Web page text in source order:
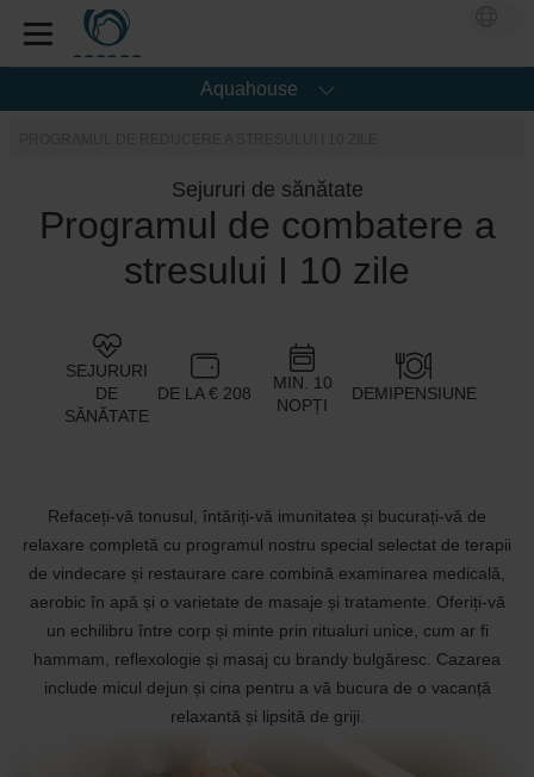
Aquahouse
Sejururi de sănătate
Programul de combatere a
stresului I 10 zile
SEJURURI
DE
SĂNĂTATE
DE LA € 208
MIN. 10
NOPȚI
DEMIPENSIUNE
Refaceți-vă tonusul, întăriți-vă imunitatea și bucurați-vă de
relaxare completă cu programul nostru special selectat de terapii
de vindecare și restaurare care combină examinarea medicală,
aerobic în apă și o varietate de masaje și tratamente. Oferiți-vă
un echilibru între corp și minte prin ritualuri unice, cum ar fi
hammam, reflexologie și masaj cu brandy bulgăresc. Cazarea
include micul dejun și cina pentru a vă bucura de o vacanță
relaxantă și lipsită de griji.